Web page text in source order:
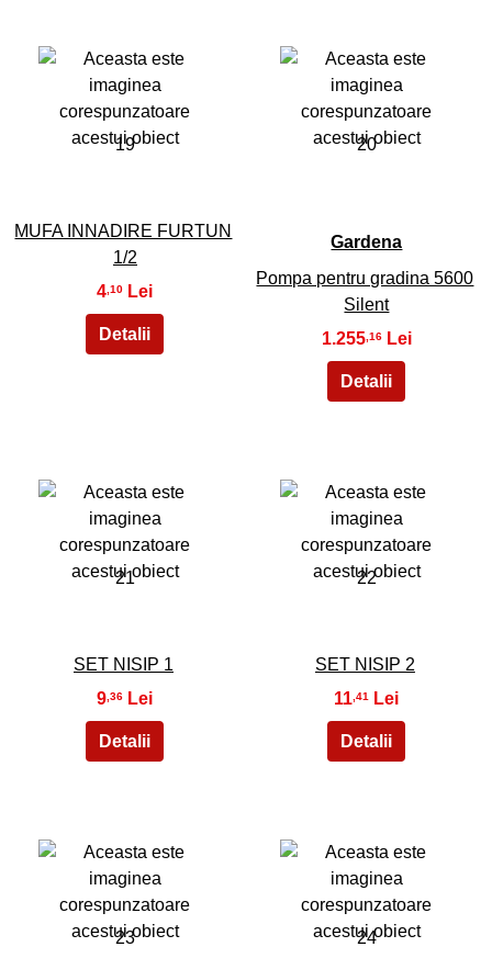
19
MUFA INNADIRE FURTUN
1/2
4 ,10
20
Gardena
Pompa pentru gradina 5600
Silent
1.255,16
21
SET NISIP 1
9 ,36
22
SET NISIP 2
11 ,41
23 24